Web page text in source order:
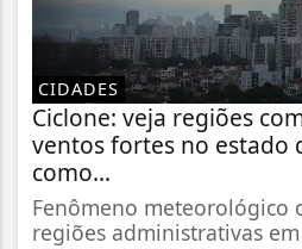
CIDADES
Ciclone: veja regiões
ventos fortes no estado
como...
Fenômeno meteorológico
regiões administrativas